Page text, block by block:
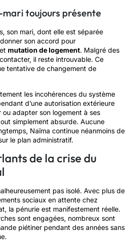
mari toujours présente
son mari, dont elle est séparée
son accord pour
et mutation de logement. Malgré des
il reste introuvable. Ce
tentative de changement de
les incohérences du système
d’une autorisation extérieure
adapter son logement à ses
simplement absurde. Aucune
Naïma continue néanmoins de
le plan administratif.
de la crise du
pas isolé. Avec plus de
sociaux en attente chez
la pénurie est manifestement réelle.
sont engagées, nombreux sont
piétiner pendant des années sans